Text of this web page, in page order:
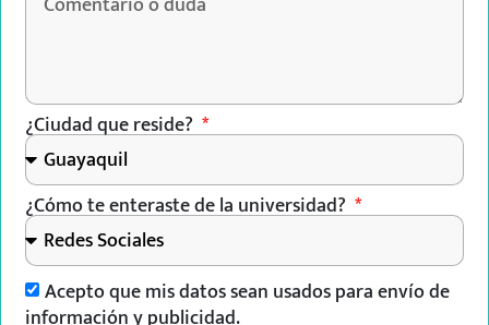
¿Ciudad que reside?
¿Cómo te enteraste de la universidad?
Acepto que mis datos sean usados para envío de
información y publicidad.